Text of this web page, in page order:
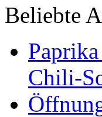
Beliebte
Chili-